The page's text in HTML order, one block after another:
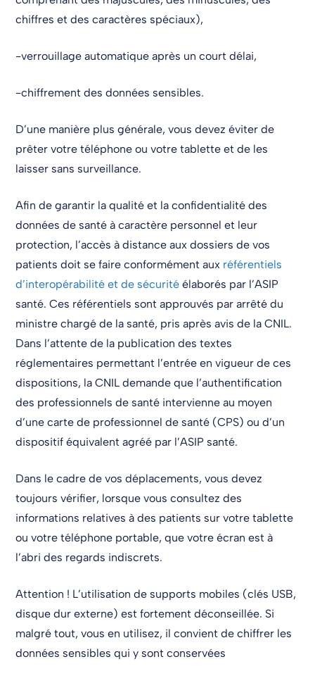
chiffres et des caractères spéciaux),
-verrouillage automatique après un court délai,
-chiffrement des données sensibles.
D’une manière plus générale, vous devez éviter de
prêter votre téléphone ou votre tablette et de les
laisser sans surveillance.
Afin de garantir la qualité et la confidentialité des
données de santé à caractère personnel et leur
protection, l’accès à distance aux dossiers de vos
patients doit se faire conformément aux référentiels
d’interopérabilité et de sécurité élaborés par l’ASIP
santé. Ces référentiels sont approuvés par arrêté du
ministre chargé de la santé, pris après avis de la CNIL.
Dans l’attente de la publication des textes
réglementaires permettant l’entrée en vigueur de ces
dispositions, la CNIL demande que l’authentification
des professionnels de santé intervienne au moyen
d’une carte de professionnel de santé (CPS) ou d’un
dispositif équivalent agréé par l’ASIP santé.
Dans le cadre de vos déplacements, vous devez
toujours vérifier, lorsque vous consultez des
informations relatives à des patients sur votre tablette
ou votre téléphone portable, que votre écran est à
l’abri des regards indiscrets.
Attention ! L’utilisation de supports mobiles (clés USB,
disque dur externe) est fortement déconseillée. Si
malgré tout, vous en utilisez, il convient de chiffrer les
données sensibles qui y sont conservées